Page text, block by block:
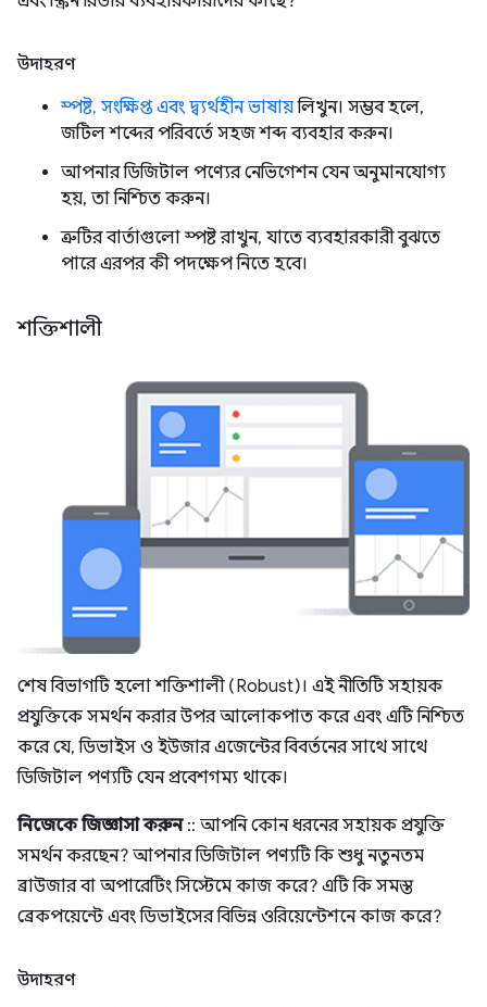
উদাহরণ
স্পষ্ট, সংক্ষিপ্ত এবং দ্ব্যর্থহীন ভাষায়লিখুন। সম্ভব হলে,
জটিল শব্দের পরিবর্তে সহজ শব্দ ব্যবহার করুন।
আপনার ডিজিটাল পণ্যের নেভিগেশন যেন অনুমানযোগ্য
হয়, তা নিশ্চিত করুন।
ত্রুটির বার্তাগুলো স্পষ্ট রাখুন, যাতে ব্যবহারকারী বুঝতে
পারে এরপর কী পদক্ষেপ নিতে হবে।
শক্তিশালী
শেষ বিভাগটি হলো শক্তিশালী (Robust)। এই নীতিটি সহায়ক
প্রযুক্তিকে সমর্থন করার উপর আলোকপাত করে এবং এটি নিশ্চিত
করে যে, ডিভাইস ও ইউজার এজেন্টের বিবর্তনের সাথে সাথে
ডিজিটাল পণ্যটি যেন প্রবেশগম্য থাকে।
নিজেকে জিজ্ঞাসা করুন:: আপনি কোন ধরনের সহায়ক প্রযুক্তি
সমর্থন করছেন? আপনার ডিজিটাল পণ্যটি কি শুধু নতুনতম
ব্রাউজার বা অপারেটিং সিস্টেমে কাজ করে? এটি কি সমস্ত
ব্রেকপয়েন্টে এবং ডিভাইসের বিভিন্ন ওরিয়েন্টেশনে কাজ করে?
উদাহরণ